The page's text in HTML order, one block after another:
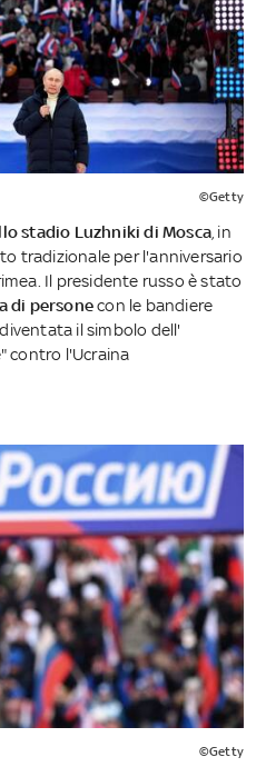
©Getty
stadio Luzhniki di Mosca , in
tradizionale per l'anniversario
Il presidente russo è stato
di personecon le bandiere
il simbolo dell'
contro l'Ucraina
©Getty